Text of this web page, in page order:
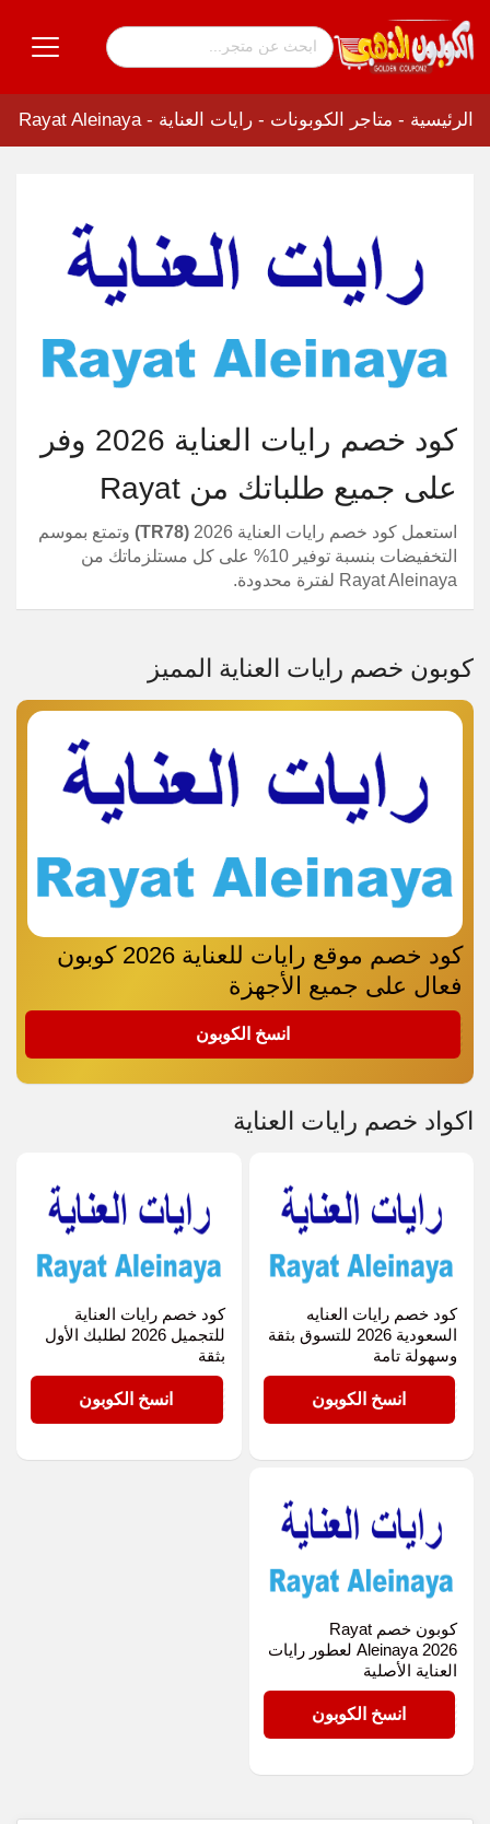
الرئيسية - متاجر الكوبونات - رايات العناية - Rayat Aleinaya
كود خصم رايات العناية 2026 وفر
على جميع طلباتك من Rayat
استعمل كود خصم رايات العناية 2026 (TR78)
وتمتع بموسم
التخفيضات بنسبة توفير 10% على كل مستلزماتك من
Rayat Aleinaya لفترة محدودة.
كوبون خصم رايات العناية المميز
كود خصم موقع رايات للعناية 2026 كوبون
فعال على جميع الأجهزة
انسخ الكوبون
اكواد خصم رايات العناية
كود خصم رايات العنايه
السعودية 2026 للتسوق بثقة
وسهولة تامة
TR78انسخ الكوبون
كود خصم رايات العناية
للتجميل 2026 لطلبك الأول
بثقة
TR78انسخ الكوبون
كوبون خصم Rayat
Aleinaya 2026 لعطور رايات
العناية الأصلية
TR78انسخ الكوبون